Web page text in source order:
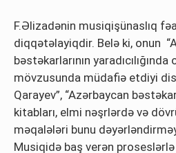
F.Əlizadənin musiqişünaslıq
diqqətəlayiqdir. Belə ki, onun
bəstəkarlarının
mövzusunda müdafiə etdiyi
Qarayev”, “Azərbaycan
kitabları, elmi nəşrlərdə və
məqalələri bunu
Musiqidə baş verən